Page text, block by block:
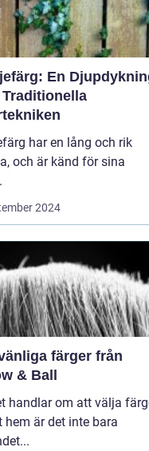
En
har en lång och rik
och är känd för sina
2024
färger från
& Ball
handlar om att välja
hem är det inte bara